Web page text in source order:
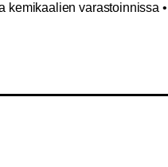
kemikaalien varastoinnissa •